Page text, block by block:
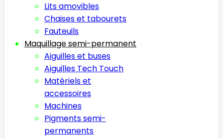
Lits amovibles
Chaises et tabourets
Fauteuils
Maquillage semi-permanent
Aiguilles et buses
Aiguilles Tech Touch
Matériels et
accessoires
Machines
Pigments semi-
permanents